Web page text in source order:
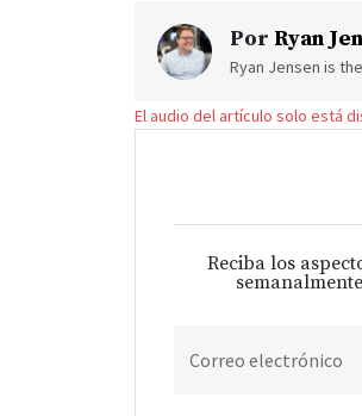
Por Ryan
Ryan Jensen is
El audio del artículo solo está
Reciba los
Correo electrónico